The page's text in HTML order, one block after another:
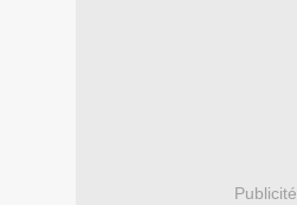
Publicité